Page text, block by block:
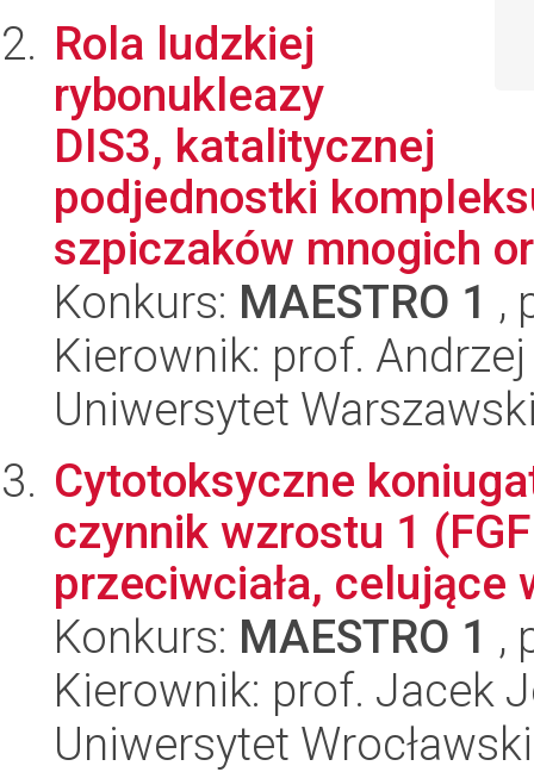
Rola ludzkiej
rybonukleazy
DIS3, katalitycznej
podjednostki
szpiczaków mnogich
Konkurs: MAESTRO 1 ,
Kierownik: prof.
Uniwersytet
Cytotoksyczne
czynnik wzrostu 1
przeciwciała, celujące
Konkurs: MAESTRO 1 ,
Kierownik: prof. Jacek
Uniwersytet